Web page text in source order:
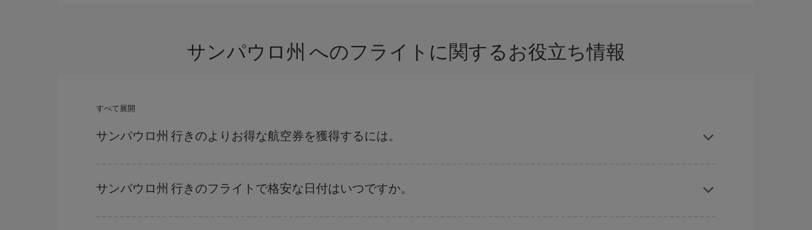
サンパウロ州 へのフライトに関するお役立ち情報
すべて展開
サンパウロ州 行きのよりお得な航空券を獲得するには。
まっていない場合には、Iberiaのキャンペーンのおすすめをご覧ください。より格安な航空券が必ず見つかります。
サンパウロ州 行きのフライトで格安な日付はいつですか。